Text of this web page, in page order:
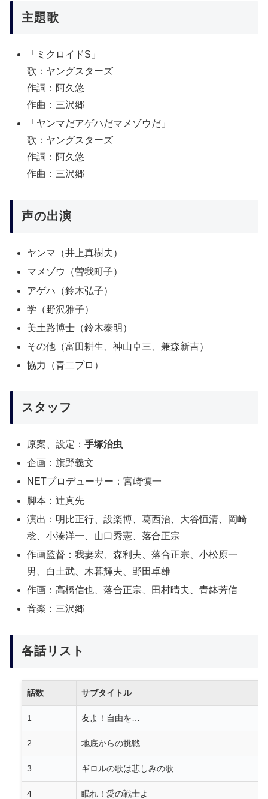
主題歌
「ミクロイドS」
歌：ヤングスターズ
作詞：阿久悠
作曲：三沢郷
「ヤンマだアゲハだマメゾウだ」
歌：ヤングスターズ
作詞：阿久悠
作曲：三沢郷
声の出演
ヤンマ（井上真樹夫）
マメゾウ（曽我町子）
アゲハ（鈴木弘子）
学（野沢雅子）
美土路博士（鈴木泰明）
その他（富田耕生、神山卓三、兼森新吉）
協力（青二プロ）
スタッフ
原案、設定：手塚治虫
企画：旗野義文
NETプロデューサー：宮崎慎一
脚本：辻真先
演出：明比正行、設楽博、葛西治、大谷恒清、岡崎
稔、小湊洋一、山口秀憲、落合正宗
作画監督：我妻宏、森利夫、落合正宗、小松原一
男、白土武、木暮輝夫、野田卓雄
作画：高橋信也、落合正宗、田村晴夫、青鉢芳信
音楽：三沢郷
各話リスト
話数 サブタイトル
1 友よ！自由を…
2 地底からの挑戦
3 ギロルの歌は悲しみの歌
4 眠れ！愛の戦士よ